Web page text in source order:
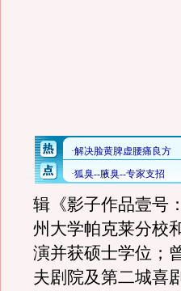
辑《影子作品壹号
州大学帕克莱分校
演并获硕士学位；
夫剧院及第二城喜